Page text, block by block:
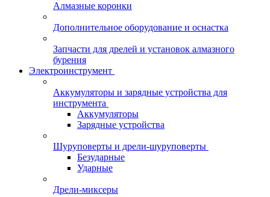
Алмазные коронки
Дополнительное оборудование и оснастка
Запчасти для дрелей и установок алмазного
бурения
Электроинструмент
Аккумуляторы и зарядные устройства для
инструмента
Аккумуляторы
Зарядные устройства
Шуруповерты и дрели-шуруповерты
Безударные
Ударные
Дрели-миксеры